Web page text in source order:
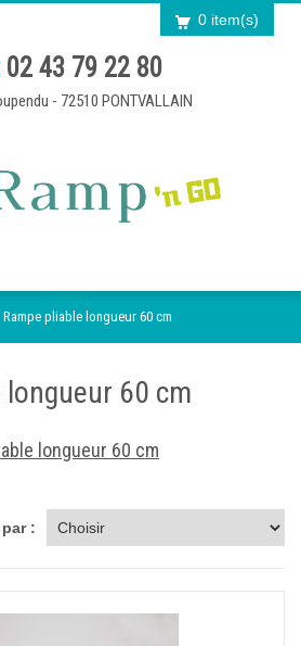
0 item(s)
02 43 79 22 80
- 72510 PONTVALLAIN
Rampe pliable longueur 60 cm
60 cm
longueur 60 cm
: